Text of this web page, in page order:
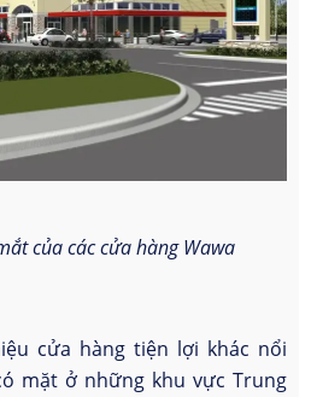
của các cửa hàng Wawa
cửa hàng tiện lợi khác nổi
mặt ở những khu vực Trung